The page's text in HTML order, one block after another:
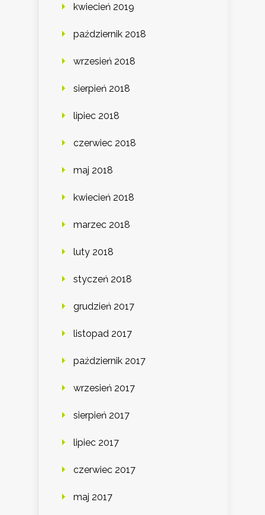
kwiecień 2019
październik 2018
wrzesień 2018
sierpień 2018
lipiec 2018
czerwiec 2018
maj 2018
kwiecień 2018
marzec 2018
luty 2018
styczeń 2018
grudzień 2017
listopad 2017
październik 2017
wrzesień 2017
sierpień 2017
lipiec 2017
czerwiec 2017
maj 2017